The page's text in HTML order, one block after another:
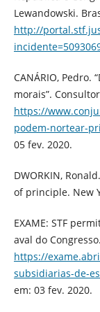
Lewandowski.
http://
CANÁRIO,
morais”.
https://
podem-nortear-
05 fev. 2020.
DWORKIN,
of principle. New
EXAME: STF
aval do
https://
subsidiarias-de-
em: 03 fev. 2020.